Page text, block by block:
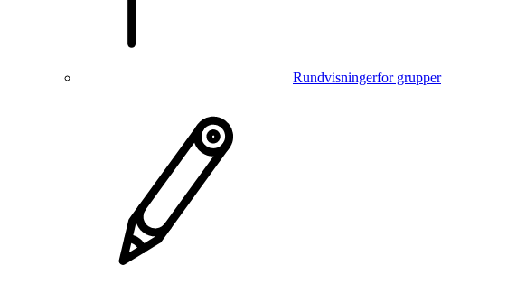
Rundvisningerfor grupper